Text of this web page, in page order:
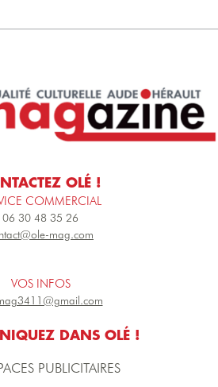
OLÉ !
COMMERCIAL
06 30 48 35 26
mag.com
VOS INFOS
DANS OLÉ !
PUBLICITAIRES